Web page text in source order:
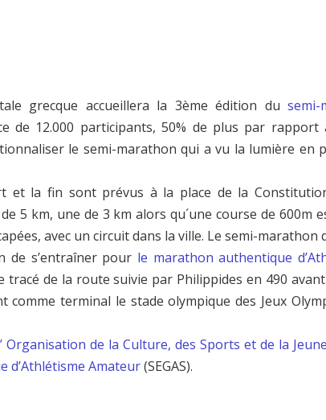
grecque accueillera la 3ème édition dusemi-
de 12.000 participants, 50% de plus par rapport
le semi-marathon qui a vu la lumière en
et la fin sont prévus à la place de la
5 km, une de 3 km alors qu´une course de 600m
, avec un circuit dans la ville. Le semi-marathon
de s’entraîner pour le marathon authentique
tracé de la route suivie par Philippides en 490 avant
terminal le stade olympique des Jeux
Organisation de la Culture, des Sports et de la
d’Athlétisme Amateur(SEGAS).